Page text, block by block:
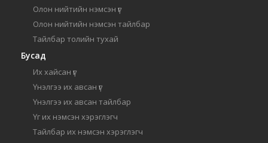
Олон нийтийн нэмсэн үг
Олон нийтийн нэмсэн тайлбар
Тайлбар толийн тухай
Бусад
Их хайсан үг
Үнэлгээ их авсан үг
Үнэлгээ их авсан тайлбар
Үг их нэмсэн хэрэглэгч
Тайлбар их нэмсэн хэрэглэгч